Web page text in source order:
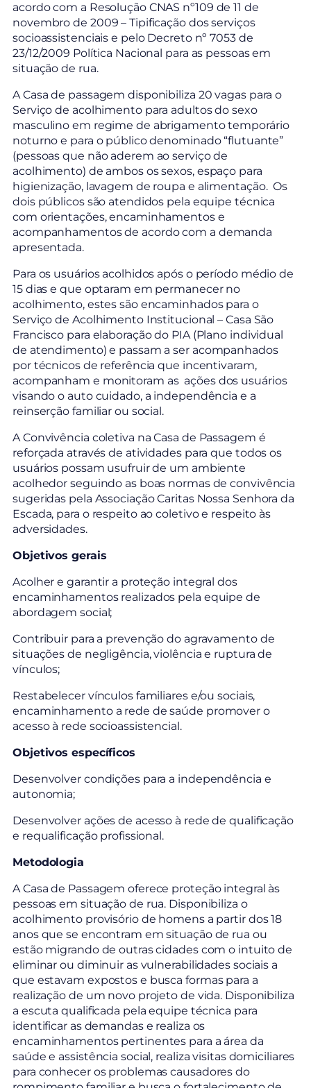
acordo com a Resolução CNAS nº109 de 11 de
novembro de 2009 – Tipificação dos serviços
socioassistenciais e pelo Decreto nº 7053 de
23/12/2009 Política Nacional para as pessoas em
situação de rua.
A Casa de passagem disponibiliza 20 vagas para o
Serviço de acolhimento para adultos do sexo
masculino em regime de abrigamento temporário
noturno e para o público denominado “flutuante”
(pessoas que não aderem ao serviço de
acolhimento) de ambos os sexos, espaço para
higienização, lavagem de roupa e alimentação. Os
dois públicos são atendidos pela equipe técnica
com orientações, encaminhamentos e
acompanhamentos de acordo com a demanda
apresentada.
Para os usuários acolhidos após o período médio de
15 dias e que optaram em permanecer no
acolhimento, estes são encaminhados para o
Serviço de Acolhimento Institucional – Casa São
Francisco para elaboração do PIA (Plano individual
de atendimento) e passam a ser acompanhados
por técnicos de referência que incentivaram,
acompanham e monitoram as ações dos usuários
visando o auto cuidado, a independência e a
reinserção familiar ou social.
A Convivência coletiva na Casa de Passagem é
reforçada através de atividades para que todos os
usuários possam usufruir de um ambiente
acolhedor seguindo as boas normas de convivência
sugeridas pela Associação Caritas Nossa Senhora da
Escada, para o respeito ao coletivo e respeito às
adversidades.
Objetivos gerais
Acolher e garantir a proteção integral dos
encaminhamentos realizados pela equipe de
abordagem social;
Contribuir para a prevenção do agravamento de
situações de negligência, violência e ruptura de
vínculos;
Restabelecer vínculos familiares e/ou sociais,
encaminhamento a rede de saúde promover o
acesso à rede socioassistencial.
Objetivos específicos
Desenvolver condições para a independência e
autonomia;
Desenvolver ações de acesso à rede de qualificação
e requalificação profissional.
Metodologia
A Casa de Passagem oferece proteção integral às
pessoas em situação de rua. Disponibiliza o
acolhimento provisório de homens a partir dos 18
anos que se encontram em situação de rua ou
estão migrando de outras cidades com o intuito de
eliminar ou diminuir as vulnerabilidades sociais a
que estavam expostos e busca formas para a
realização de um novo projeto de vida. Disponibiliza
a escuta qualificada pela equipe técnica para
identificar as demandas e realiza os
encaminhamentos pertinentes para a área da
saúde e assistência social, realiza visitas domiciliares
para conhecer os problemas causadores do